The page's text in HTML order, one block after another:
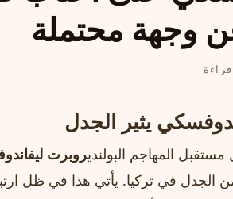
وجهة محتملة
يثير الجدل
المهاجم البولنديروبرت
الجدل في تركيا. يأتي هذا في ظل